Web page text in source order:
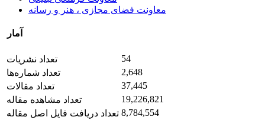
معاونت فضای مجازی ، هنر و رسانه
آمار
تعداد نشریات
54
تعداد شماره‌ها
2,648
تعداد مقالات
37,445
تعداد مشاهده مقاله
19,226,821
تعداد دریافت فایل اصل مقاله 8,784,554